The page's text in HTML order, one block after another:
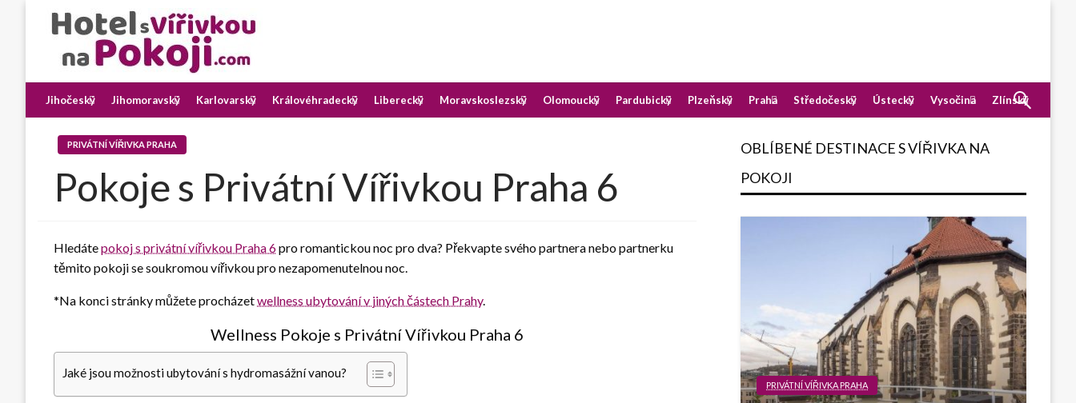
Hotel s Vířivkou na Pokoji
Najděte si romantický pobyt pro dvě osoby s vířivkou na pokoji v destinaci, kterou preferujete
Jihočeský Jihomoravský Karlovarský Královéhradecký Liberecký Moravskoslezský Olomoucký Pardubický Plzeňský Praha Středočeský Ústecký Vysočina Zlínský
PRIVÁTNÍ VÍŘIVKA PRAHA
Pokoje s Privátní Vířivkou Praha 6
Hledátepokoj s privátní vířivkou Praha 6pro romantickou noc pro dva? Překvapte svého partnera nebo partnerku
těmito pokoji se soukromou vířivkou pro nezapomenutelnou noc.
*Na konci stránky můžete procházetwellness ubytování v jiných částech Prahy.
Wellness Pokoje s Privátní Vířivkou Praha 6
Jaké jsou možnosti ubytování s hydromasážní vanou?
OBLÍBENÉ DESTINACE S VÍŘIVKA NA
POKOJI
PRIVÁTNÍ VÍŘIVKA PRAHA